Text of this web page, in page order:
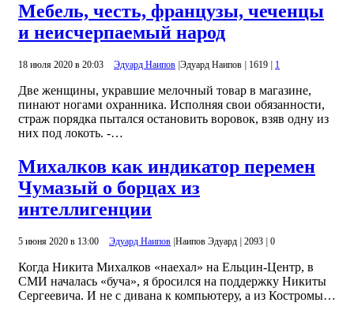
Мебель, честь, французы, чеченцы
и неисчерпаемый народ
18 июля 2020 в 20:03 Эдуард Наипов Эдуард Наипов 1619 1
Две женщины, укравшие мелочный товар в магазине,
пинают ногами охранника. Исполняя свои обязанности,
страж порядка пытался остановить воровок, взяв одну из
них под локоть. -…
Михалков как индикатор перемен
Чумазый о борцах из
интеллигенции
5 июня 2020 в 13:00 Эдуард Наипов Наипов Эдуард 2093 0
Когда Никита Михалков «наехал» на Ельцин-Центр, в
СМИ началась «буча», я бросился на поддержку Никиты
Сергеевича. И не с дивана к компьютеру, а из Костромы…